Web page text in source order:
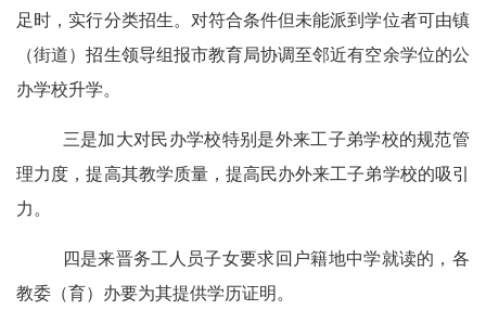
足时，实行分类招生。对符合条件但未能派到学位者可由镇
（街道）招生领导组报市教育局协调至邻近有空余学位的公
办学校升学。
三是加大对民办学校特别是外来工子弟学校的规范管
理力度，提高其教学质量，提高民办外来工子弟学校的吸引
力。
四是来晋务工人员子女要求回户籍地中学就读的，各
教委（育）办要为其提供学历证明。